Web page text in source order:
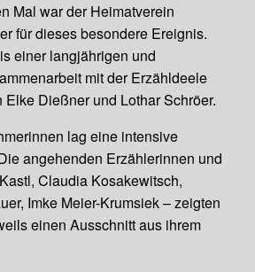
Mal war der Heimatverein
für dieses besondere Ereignis.
einer langjährigen und
mit der Erzähldeele
Elke Dießner und Lothar Schröer.
lag eine intensive
angehenden Erzählerinnen und
Claudia Kosakewitsch,
Imke Meier-Krumsiek – zeigten
einen Ausschnitt aus ihrem